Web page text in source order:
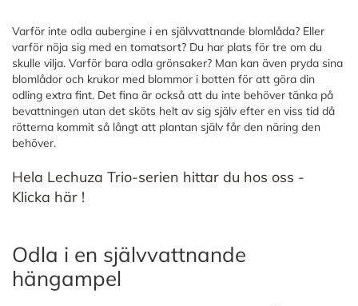
Varför inte odla aubergine i en självvattnande blomlåda? Eller
varför nöja sig med en tomatsort? Du har plats för tre om du
skulle vilja. Varför bara odla grönsaker? Man kan även pryda sina
blomlådor och krukor med blommor i botten för att göra din
odling extra fint. Det fina är också att du inte behöver tänka på
bevattningen utan det sköts helt av sig själv efter en viss tid då
rötterna kommit så långt att plantan själv får den näring den
behöver.
Hela Lechuza Trio-serien hittar du hos oss -
Klicka här !
Odla i en självvattnande
hängampel